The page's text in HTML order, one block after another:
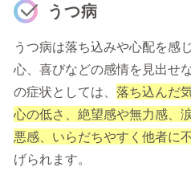
うつ病
うつ病は落ち込みや心配を感
心、喜びなどの感情を見出せ
の症状としては、 落ち込んだ
心の低さ、絶望感や無力感、
悪感、いらだちやすく他者に
げられます。